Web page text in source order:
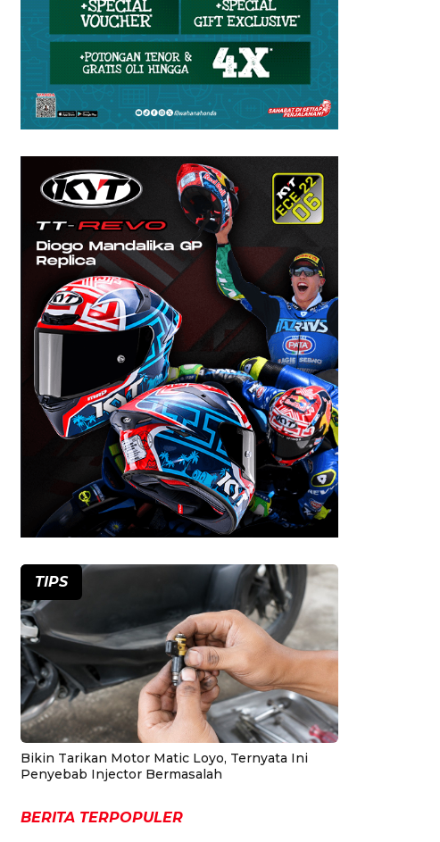
TIPS
Bikin Tarikan Motor Matic Loyo, Ternyata Ini
Penyebab Injector Bermasalah
BERITA TERPOPULER